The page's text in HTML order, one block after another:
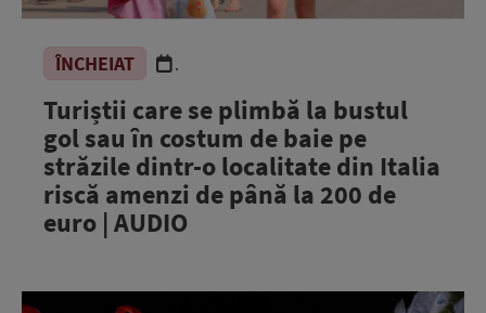
ÎNCHEIAT .
Turiștii care se plimbă la bustul
gol sau în costum de baie pe
străzile dintr-o localitate din Italia
riscă amenzi de până la 200 de
euro | AUDIO